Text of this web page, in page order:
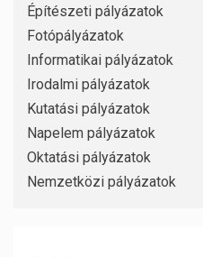
Építészeti pályázatok
Fotópályázatok
Informatikai pályázatok
Irodalmi pályázatok
Kutatási pályázatok
Napelem pályázatok
Oktatási pályázatok
Nemzetközi pályázatok